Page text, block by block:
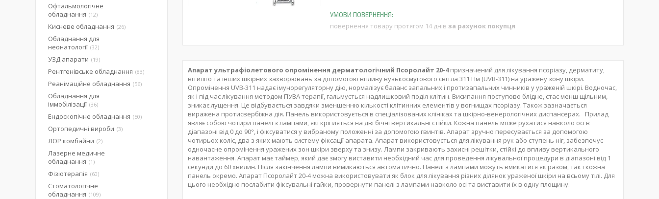
повернення товару протягом 14 днів за рахунок покупця
Апарат ультрафіолетового опромінення дерматологічний Псоролайт 20-4 призначений для лікування псоріазу, дерматиту,
вітиліго та інших шкірних захворювань за допомогою впливу вузькосмугового світла 311 Нм (UVB-311) на уражену зону шкіри.
Опромінення UVB-311 надає імунорегуляторну дію, нормалізує баланс запальних і протизапальних чинників у ураженій шкірі. Водночас,
як і під час лікування методом ПУВА терапії, гальмується надлишковий поділ клітин. Висипання поступово блідне, стає менш щільним,
зникає лущення. Це відбувається завдяки зменшенню кількості клітинних елементів у вогнищах псоріазу. Також зазначається
виражена протисвербіжна дія. Панель використовується в спеціалізованих клініках та шкірно-венерологічних диспансерах. Прилад
являє собою чотири панелі з лампами, які кріпляться на дві бічні вертикальні стійки. Кожна панель може рухатися навколо осі в
діапазоні від 0 до 90°, і фіксуватися у вибраному положенні за допомогою гвинтів. Апарат зручно пересувається за допомогою
чотирьох коліс, два з яких мають систему фіксації апарата. Апарат використовується для лікування рук або ступень ніг, забезпечує
одночасне опромінення уражених зон шкіри зверху та знизу. Лампи закривають захисні решітки, стійкі до впливу вертикального
навантаження. Апарат має таймер, який дає змогу виставити необхідний час для проведення лікувальної процедури в діапазоні від 1
секунди до 60 хвилин. Після закінчення лампи вимикаються автоматично. Панелі з лампами можуть вмикатися як разом, так і кожна
панель окремо. Апарат Псоролайт 20-4 можна використовувати як блок для лікування різних ділянок ураженої шкіри на всьому тілі. Для
цього необхідно послабити фіксувальні гайки, провернути панелі з лампами навколо осі та виставити їх в одну площину.
Офтальмологічне
обладнання
12
Кисневе обладнання 26
Обладнання для
неонатології 32
УЗД апарати 19
Рентгенівське обладнання 83
Реанімаційне обладнання 56
Обладнання для
іммобілізації 36
Ендоскопічне обладнання 50
Ортопедичні вироби 3
ЛОР комбайни 2
Лазерне медичне
обладнання
1
Фізіотерапія 60
Стоматологічне
обладнання
109